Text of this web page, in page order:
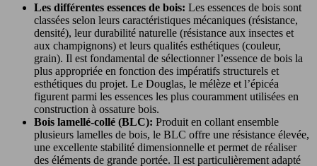
Les différentes essences de bois: Les essences de bois sont
classées selon leurs caractéristiques mécaniques (résistance,
densité), leur durabilité naturelle (résistance aux insectes et
aux champignons) et leurs qualités esthétiques (couleur,
grain). Il est fondamental de sélectionner l’essence de bois la
plus appropriée en fonction des impératifs structurels et
esthétiques du projet. Le Douglas, le mélèze et l’épicéa
figurent parmi les essences les plus couramment utilisées en
construction à ossature bois.
Bois lamellé-collé (BLC): Produit en collant ensemble
plusieurs lamelles de bois, le BLC offre une résistance élevée,
une excellente stabilité dimensionnelle et permet de réaliser
des éléments de grande portée. Il est particulièrement adapté